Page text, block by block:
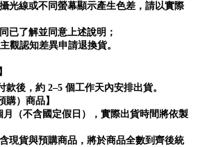
光線或不同螢幕顯示產生色差，請以實際
已了解並同意上述說明；
觀認知差異申請退換貨。
款後，約 2–5 個工作天內安排出貨。
購）商品】
（不含國定假日），實際出貨時間將依製
現貨與預購商品，將於商品全數到齊後統